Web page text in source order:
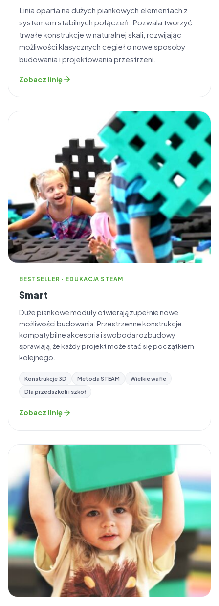
Linia oparta na dużych piankowych elementach z
systemem stabilnych połączeń. Pozwala tworzyć
trwałe konstrukcje w naturalnej skali, rozwijając
możliwości klasycznych cegieł o nowe sposoby
budowania i projektowania przestrzeni.
Zobacz linię
BESTSELLER · EDUKACJA STEAM
Smart
Duże piankowe moduły otwierają zupełnie nowe
możliwości budowania. Przestrzenne konstrukcje,
kompatybilne akcesoria i swoboda rozbudowy
sprawiają, że każdy projekt może stać się początkiem
kolejnego.
Konstrukcje 3D Metoda STEAM Wielkie wafle
Dla przedszkoli i szkół
Zobacz linię